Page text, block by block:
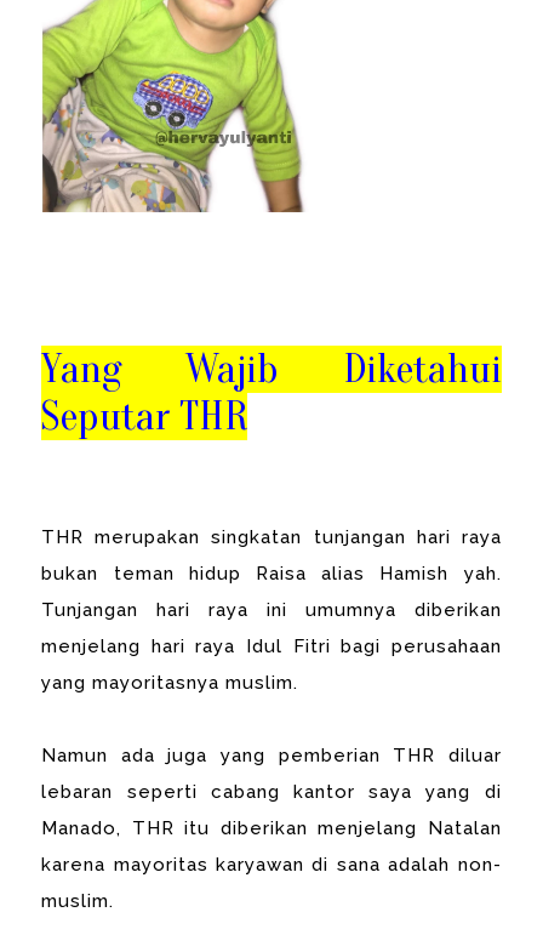
Yang Wajib Diketahui
Seputar THR
THR merupakan singkatan tunjangan hari raya
bukan teman hidup Raisa alias Hamish yah.
Tunjangan hari raya ini umumnya diberikan
menjelang hari raya Idul Fitri bagi perusahaan
yang mayoritasnya muslim.
Namun ada juga yang pemberian THR diluar
lebaran seperti cabang kantor saya yang di
Manado, THR itu diberikan menjelang Natalan
karena mayoritas karyawan di sana adalah non-
muslim.